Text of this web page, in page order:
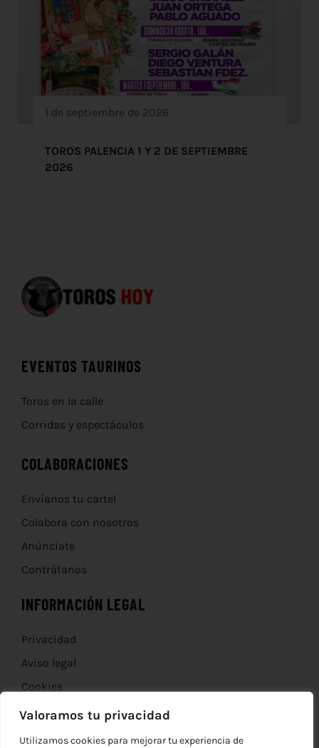
Valoramos tu privacidad
Utilizamos cookies para mejorar tu experiencia de
1 de septiembre de 2026
TOROS PALENCIA 1 Y 2 DE SEPTIEMBRE
2026
EVENTOS TAURINOS
Toros en la calle
Corridas y espectáculos
COLABORACIONES
Envíanos tu cartel
Colabora con nosotros
Anúnciate
Contrátanos
INFORMACIÓN LEGAL
Privacidad
Aviso legal
Cookies
Devoluciones